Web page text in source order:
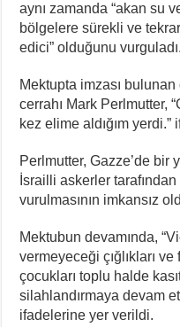
aynı zamanda “akan su
bölgelere sürekli ve
edici” olduğunu vurguladı.
Mektupta imzası
cerrahı Mark Perlmutter,
kez elime aldığım
Perlmutter, Gazze’de bir
İsrailli askerler
vurulmasının imkansız
Mektubun devamında,
vermeyeceği çığlıkları
çocukları toplu halde
silahlandırmaya devam
ifadelerine yer verildi.